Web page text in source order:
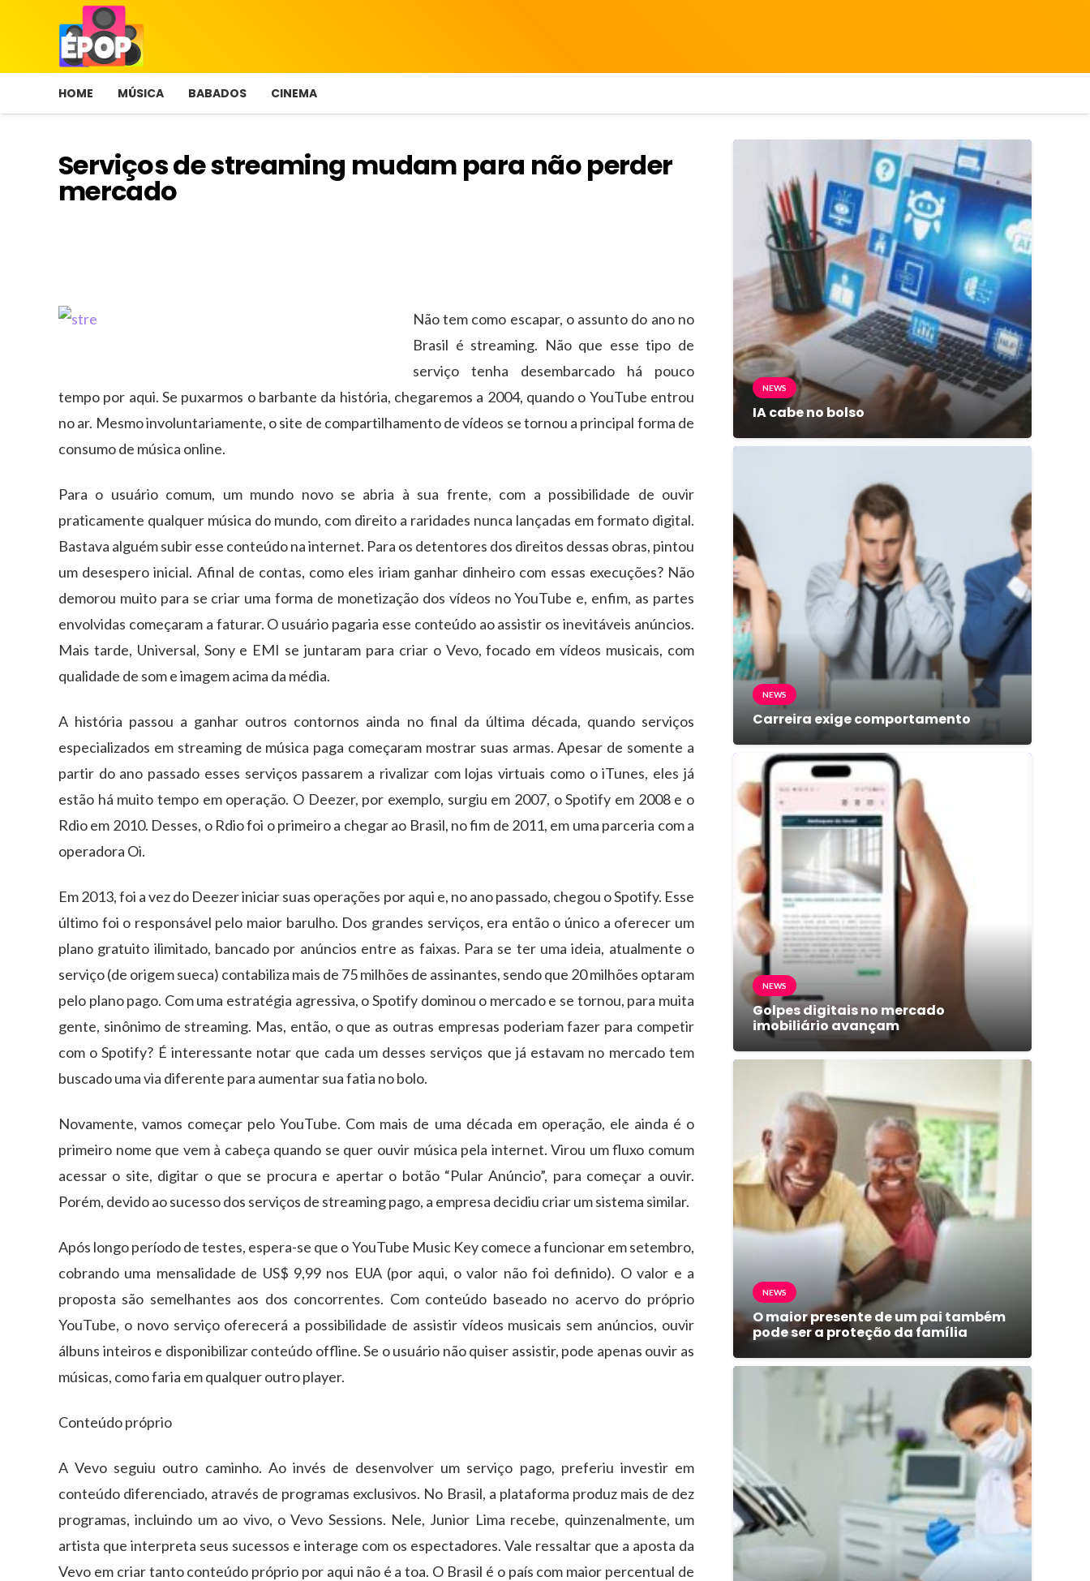
HOME MÚSICA BABADOS CINEMA
Serviços de streaming mudam para não perder
mercado
Não tem como escapar, o assunto do ano no
Brasil é streaming. Não que esse tipo de
serviço tenha desembarcado há pouco
tempo por aqui. Se puxarmos o barbante da história, chegaremos a 2004, quando o YouTube entrou
no ar. Mesmo involuntariamente, o site de compartilhamento de vídeos se tornou a principal forma de
consumo de música online.
Para o usuário comum, um mundo novo se abria à sua frente, com a possibilidade de ouvir
praticamente qualquer música do mundo, com direito a raridades nunca lançadas em formato digital.
Bastava alguém subir esse conteúdo na internet. Para os detentores dos direitos dessas obras, pintou
um desespero inicial. Afinal de contas, como eles iriam ganhar dinheiro com essas execuções? Não
demorou muito para se criar uma forma de monetização dos vídeos no YouTube e, enfim, as partes
envolvidas começaram a faturar. O usuário pagaria esse conteúdo ao assistir os inevitáveis anúncios.
Mais tarde, Universal, Sony e EMI se juntaram para criar o Vevo, focado em vídeos musicais, com
qualidade de som e imagem acima da média.
A história passou a ganhar outros contornos ainda no final da última década, quando serviços
especializados em streaming de música paga começaram mostrar suas armas. Apesar de somente a
partir do ano passado esses serviços passarem a rivalizar com lojas virtuais como o iTunes, eles já
estão há muito tempo em operação. O Deezer, por exemplo, surgiu em 2007, o Spotify em 2008 e o
Rdio em 2010. Desses, o Rdio foi o primeiro a chegar ao Brasil, no fim de 2011, em uma parceria com a
operadora Oi.
Em 2013, foi a vez do Deezer iniciar suas operações por aqui e, no ano passado, chegou o Spotify. Esse
último foi o responsável pelo maior barulho. Dos grandes serviços, era então o único a oferecer um
plano gratuito ilimitado, bancado por anúncios entre as faixas. Para se ter uma ideia, atualmente o
serviço (de origem sueca) contabiliza mais de 75 milhões de assinantes, sendo que 20 milhões optaram
pelo plano pago. Com uma estratégia agressiva, o Spotify dominou o mercado e se tornou, para muita
gente, sinônimo de streaming. Mas, então, o que as outras empresas poderiam fazer para competir
com o Spotify? É interessante notar que cada um desses serviços que já estavam no mercado tem
buscado uma via diferente para aumentar sua fatia no bolo.
Novamente, vamos começar pelo YouTube. Com mais de uma década em operação, ele ainda é o
primeiro nome que vem à cabeça quando se quer ouvir música pela internet. Virou um fluxo comum
acessar o site, digitar o que se procura e apertar o botão “Pular Anúncio”, para começar a ouvir.
Porém, devido ao sucesso dos serviços de streaming pago, a empresa decidiu criar um sistema similar.
Após longo período de testes, espera-se que o YouTube Music Key comece a funcionar em setembro,
cobrando uma mensalidade de US$ 9,99 nos EUA (por aqui, o valor não foi definido). O valor e a
proposta são semelhantes aos dos concorrentes. Com conteúdo baseado no acervo do próprio
YouTube, o novo serviço oferecerá a possibilidade de assistir vídeos musicais sem anúncios, ouvir
álbuns inteiros e disponibilizar conteúdo offline. Se o usuário não quiser assistir, pode apenas ouvir as
músicas, como faria em qualquer outro player.
Conteúdo próprio
A Vevo seguiu outro caminho. Ao invés de desenvolver um serviço pago, preferiu investir em
conteúdo diferenciado, através de programas exclusivos. No Brasil, a plataforma produz mais de dez
programas, incluindo um ao vivo, o Vevo Sessions. Nele, Junior Lima recebe, quinzenalmente, um
artista que interpreta seus sucessos e interage com os espectadores. Vale ressaltar que a aposta da
Vevo em criar tanto conteúdo próprio por aqui não é a toa. O Brasil é o país com maior percentual de
NEWS
IA cabe no bolso
NEWS
Carreira exige comportamento
NEWS
Golpes digitais no mercado
imobiliário avançam
NEWS
O maior presente de um pai também
pode ser a proteção da família